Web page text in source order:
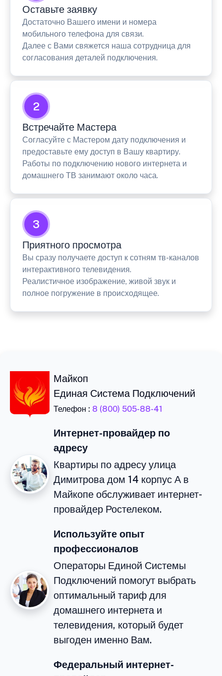
Оставьте заявку
Достаточно Вашего имени и номера
мобильного телефона для связи.
Далее с Вами свяжется наша сотрудница для
согласования деталей подключения.
2
Встречайте Мастера
Согласуйте с Мастером дату подключения и
предоставьте ему доступ в Вашу квартиру.
Работы по подключению нового интернета и
домашнего ТВ занимают около часа.
3
Приятного просмотра
Вы сразу получаете доступ к сотням тв-каналов
интерактивного телевидения.
Реалистичное изображение, живой звук и
полное погружение в происходящее.
Майкоп
Единая Система Подключений
Телефон : 8 (800) 505-88-41
Интернет-провайдер по
адресу
Квартиры по адресу улица
Димитрова дом 14 корпус А в
Майкопе обслуживает интернет-
провайдер Ростелеком.
Используйте опыт
профессионалов
Операторы Единой Системы
Подключений помогут выбрать
оптимальный тариф для
домашнего интернета и
телевидения, который будет
выгоден именно Вам.
Федеральный интернет-